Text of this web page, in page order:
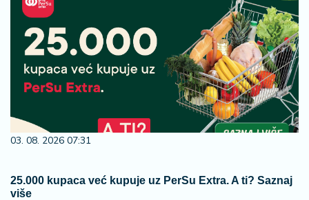
03. 08. 2026 07:31
25.000 kupaca već kupuje uz PerSu Extra. A ti? Saznaj
više